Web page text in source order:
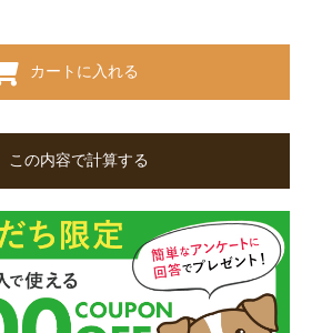
カートに入れる
この内容で計算する